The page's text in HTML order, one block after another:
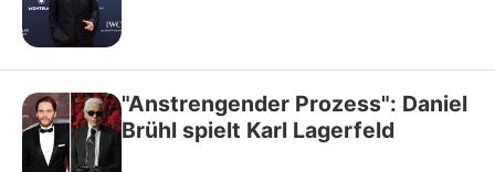
"Anstrengender Prozess": Daniel
Brühl spielt Karl Lagerfeld